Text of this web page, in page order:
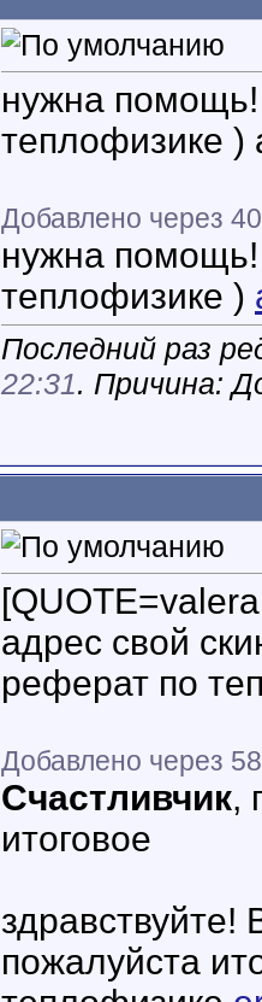
нужна помощь!
теплофизике )
Добавлено через
нужна помощь!
теплофизике )
Последний раз
22:31. Причина:
адрес свой
реферат по
Добавлено через
Счастливчик,
итоговое
здравствуйте!
пожалуйста